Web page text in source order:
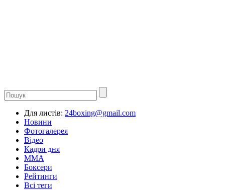
Для листів: 24boxing@gmail.com
Новини
Фотогалерея
Відео
Кадри дня
ММА
Боксери
Рейтинги
Всі теги